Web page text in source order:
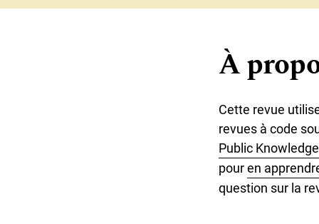
À
Cette revue
revues à code
Public
pouren
question sur la